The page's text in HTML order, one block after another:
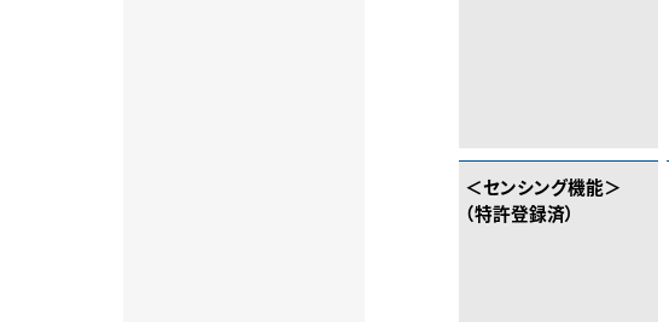
＜センシング機能＞
（特許登録済）